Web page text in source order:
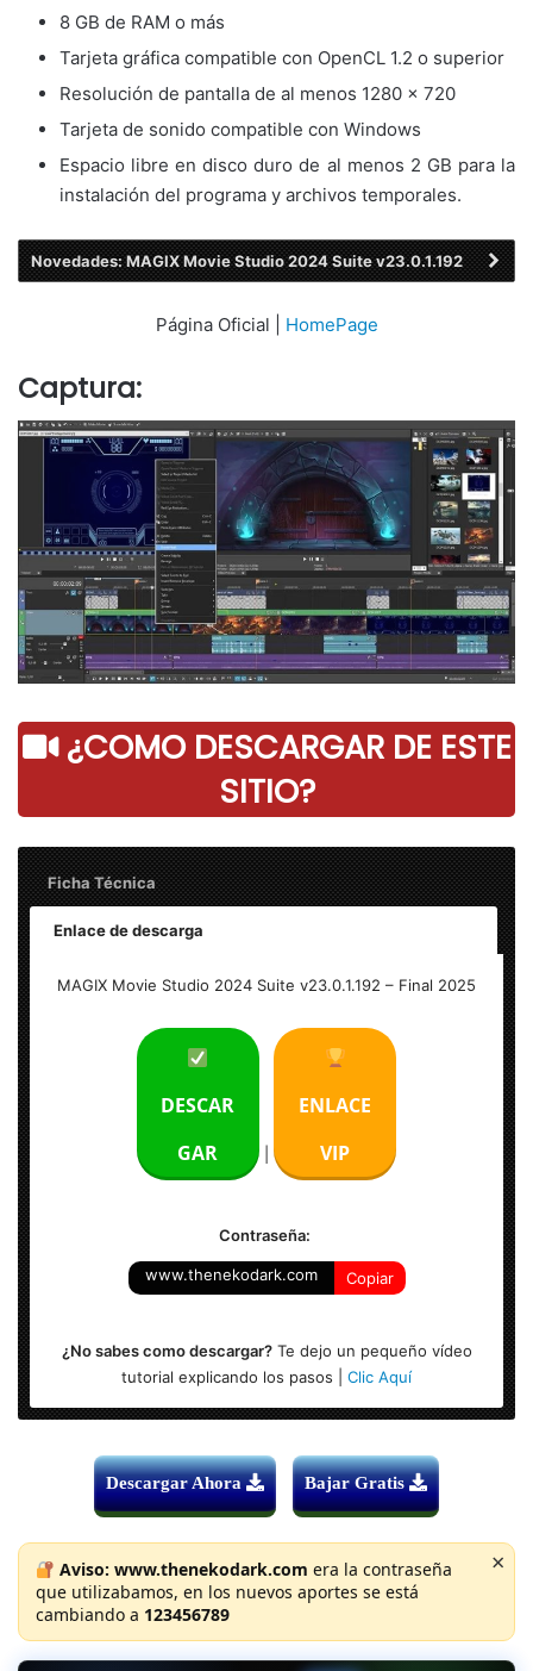
8 GB de RAM o más
Tarjeta gráfica compatible con OpenCL 1.2 o superior
Resolución de pantalla de al menos 1280 x 720
Tarjeta de sonido compatible con Windows
Espacio libre en disco duro de al menos 2 GB para la
instalación del programa y archivos temporales.
Novedades: MAGIX Movie Studio 2024 Suite v23.0.1.192
Página Oficial | HomePage
Captura:
¿COMO DESCARGAR DE ESTE
SITIO?
Ficha Técnica
Enlace de descarga
MAGIX Movie Studio 2024 Suite v23.0.1.192 – Final 2025
DESCAR
GAR
ENLACE
VIP
Contraseña:
www.thenekodark.com Copiar
¿No sabes como descargar?Te dejo un pequeño vídeo
tutorial explicando los pasos | Clic Aquí
Descargar Ahora Bajar Gratis
Aviso: www.thenekodark.com era la contraseña
que utilizabamos, en los nuevos aportes se está
cambiando a 123456789
×